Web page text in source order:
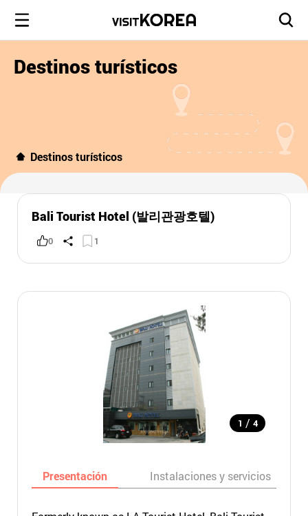
Destinos turísticos
Destinos turísticos
Bali Tourist Hotel (발리관광호텔)
0 1
1 / 4
Presentación Instalaciones y servicios